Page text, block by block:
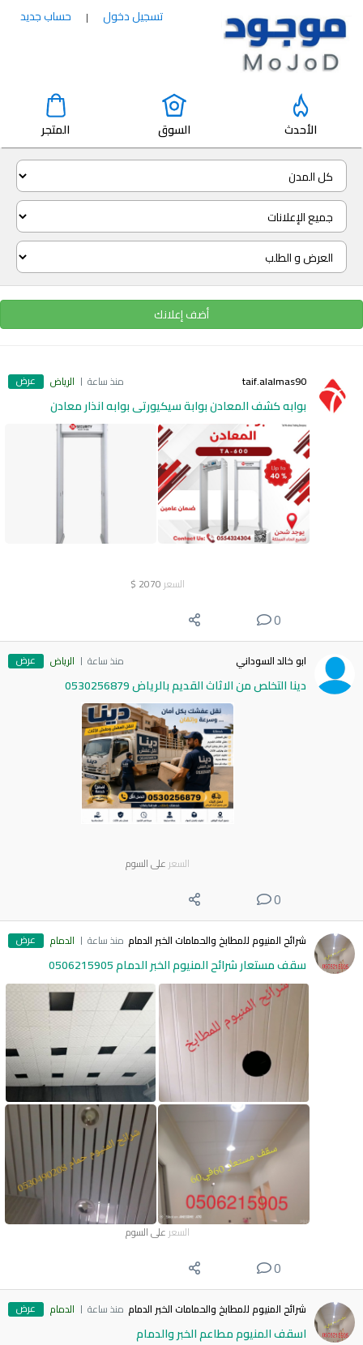
تسجيل دخول | حساب جديد
الأحدث السوق المتجر
أضف إعلانك
taif.alalmas90 منذ ساعة الرياض عرض
بوابه كشف المعادن بوابة سيكيورتى بوابه انذار معادن
السعر 2070
$
0
ابو خالد السوداني منذ ساعة الرياض عرض
دينا التخلص من الاثاث القديم بالرياض 0530256879
السعر على السوم
0
شرائح المنيوم للمطابخ والحمامات الخبر الدمام منذ ساعة الدمام عرض
سقف مستعار شرائح المنيوم الخبر الدمام 0506215905
السعر على السوم
0
شرائح المنيوم للمطابخ والحمامات الخبر الدمام منذ ساعة الدمام عرض
اسقف المنيوم مطاعم الخبر والدمام